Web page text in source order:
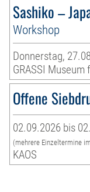
Sashiko –
Workshop
Donnerstag,
GRASSI
Offene
02.09.2026 bis
(mehrere Einzeltermine
KAOS